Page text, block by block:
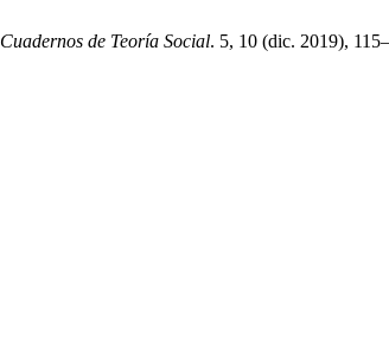
Cuadernos de Teoría Social. 5, 10 (dic. 2019),